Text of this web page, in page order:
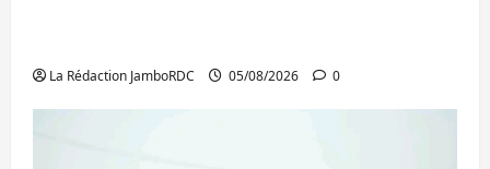
La Rédaction JamboRDC 05/08/2026 0